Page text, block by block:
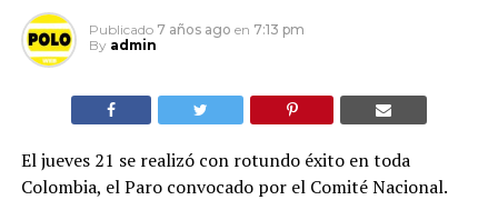
Publicado 7 años ago en 7:13 pm
By admin
El jueves 21 se realizó con rotundo éxito en toda
Colombia, el Paro convocado por el Comité Nacional.